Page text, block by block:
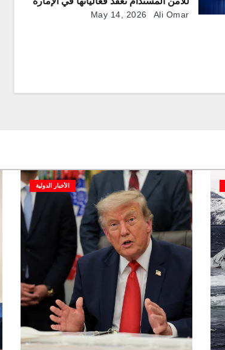
May 14, 2026 Ali Omar
الأخبار الدولية